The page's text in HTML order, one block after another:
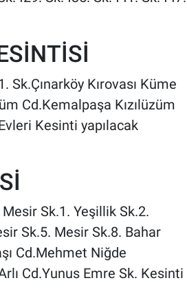
Sk.Çınarköy Kırovası Küme
Cd.Kemalpaşa Kızılüzüm
Kesinti yapılacak
Sk.1. Yeşillik Sk.2.
Sk.5. Mesir Sk.8. Bahar
Cd.Mehmet Niğde
Cd.Yunus Emre Sk. Kesinti